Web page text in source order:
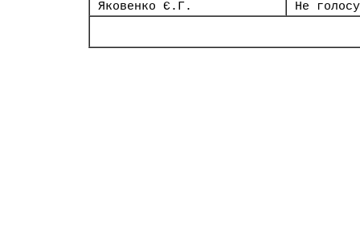
Яковенко Є.Г.
Не